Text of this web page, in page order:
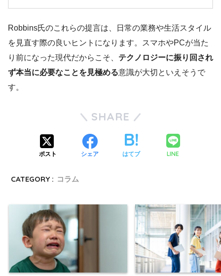
Robbins氏のこれらの提言は、日常の業務や生活スタイル
を見直す際の良いヒントになります。スマホやPCが当た
り前になった現代だからこそ、 テクノロジーに振り回され
ず本当に必要なことを見極める意識が大切といえそうで
す。
SHARE
ポスト シェア はてブ LINE
CATEGORY : コラム